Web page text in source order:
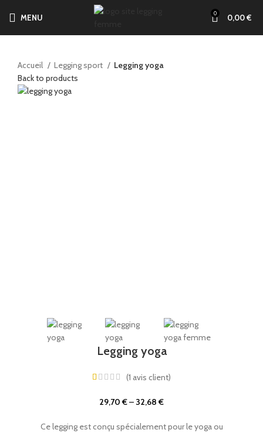
MENU 0 0,00€
Accueil Legging sport
Legging yoga
Back to products
Legging yoga
(1 avis client)
29,70€– 32,68€
Ce legging est conçu spécialement pour le yoga ou